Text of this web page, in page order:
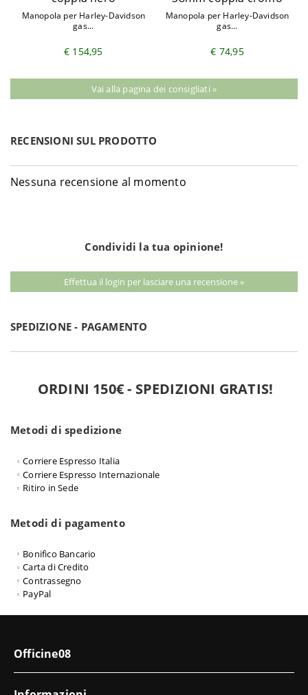
Manopola per Harley-Davidson
gas...
€ 154,95
Manopola per Harley-Davidson
gas...
€ 74,95
Vai alla pagina dei consigliati »
RECENSIONI SUL PRODOTTO
Nessuna recensione al momento
Condividi la tua opinione!
Effettua il login per lasciare una recensione »
SPEDIZIONE - PAGAMENTO
ORDINI 150€ - SPEDIZIONI GRATIS!
Metodi di spedizione
Corriere Espresso Italia
Corriere Espresso Internazionale
Ritiro in Sede
Metodi di pagamento
Bonifico Bancario
Carta di Credito
Contrassegno
PayPal
Officine08